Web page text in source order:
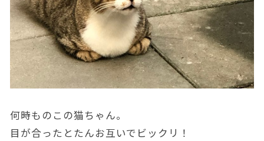
何時ものこの猫ちゃん。
目が合ったとたんお互いでビックリ！